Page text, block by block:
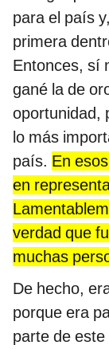
para el país
primera
Entonces, sí
gané la de
oportunidad,
lo más
país. En
en
verdad que
muchas
De hecho,
porque era
parte de